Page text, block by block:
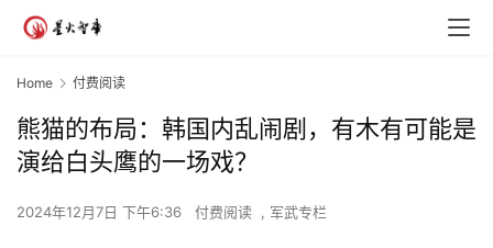
Home 付费阅读
熊猫的布局：韩国内乱闹剧，有木有可能是
演给白头鹰的一场戏？
2024年12月7日 下午6:36 付费阅读 , 军武专栏